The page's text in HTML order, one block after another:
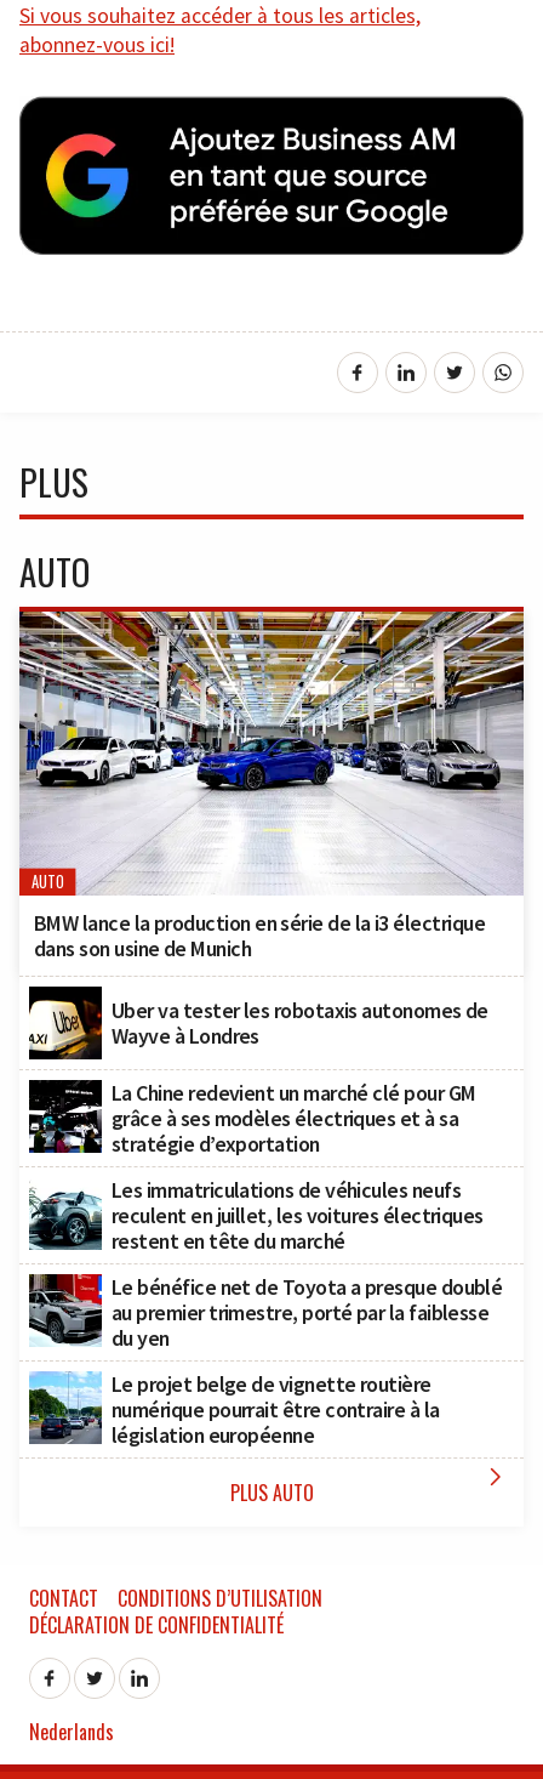
Si vous souhaitez accéder à tous les articles,
abonnez-vous ici!
PLUS
AUTO
AUTO
BMW lance la production en série de la i3 électrique
dans son usine de Munich
Uber va tester les robotaxis autonomes de
Wayve à Londres
La Chine redevient un marché clé pour GM
grâce à ses modèles électriques et à sa
stratégie d’exportation
Les immatriculations de véhicules neufs
reculent en juillet, les voitures électriques
restent en tête du marché
Le bénéfice net de Toyota a presque doublé
au premier trimestre, porté par la faiblesse
du yen
Le projet belge de vignette routière
numérique pourrait être contraire à la
législation européenne
PLUS AUTO 
CONTACT
CONDITIONS D’UTILISATION
DÉCLARATION DE CONFIDENTIALITÉ
Nederlands